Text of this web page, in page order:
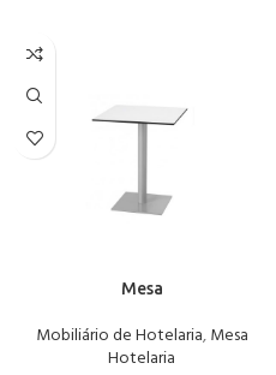
Mesa
Mobiliário de Hotelaria,Mesa
Hotelaria